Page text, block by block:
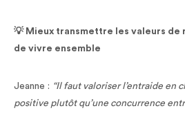
💡 Mieux transmettre les valeurs de
de vivre ensemble
Jeanne : “Il faut valoriser l’entraide en
positive plutôt qu’une concurrence